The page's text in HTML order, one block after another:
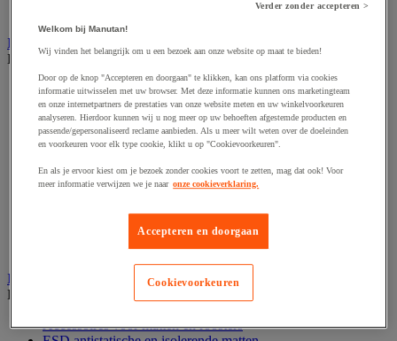
Industriële en magazijnstellingen
Bekijk de hele productgroep
Doorschuifstelling en doorrolstelling
Draagarmstelling voor lange lasten
Entresol voor magazijn
Lichte stelling
Middelzware stelling
Palletstelling
Rek voor haspels en spoelen
Stellingen voor de automobielindustrie
Industriële mat, tegel en rooster
Bekijk de hele productgroep
Accessoires voor matten en roosters
Verder zonder accepteren >
Welkom bij Manutan!
Wij vinden het belangrijk om u een bezoek aan onze website op maat te bieden!
Door op de knop "Accepteren en doorgaan" te klikken, kan ons platform via cookies
informatie uitwisselen met uw browser. Met deze informatie kunnen ons marketingteam
en onze internetpartners de prestaties van onze website meten en uw winkelvoorkeuren
analyseren. Hierdoor kunnen wij u nog meer op uw behoeften afgestemde producten en
passende/gepersonaliseerd reclame aanbieden. Als u meer wilt weten over de doeleinden
en voorkeuren voor elk type cookie, klikt u op "Cookievoorkeuren".
En als je ervoor kiest om je bezoek zonder cookies voort te zetten, mag dat ook! Voor
meer informatie verwijzen we je naar onze cookieverklaring.
Accepteren en doorgaan
Cookievoorkeuren